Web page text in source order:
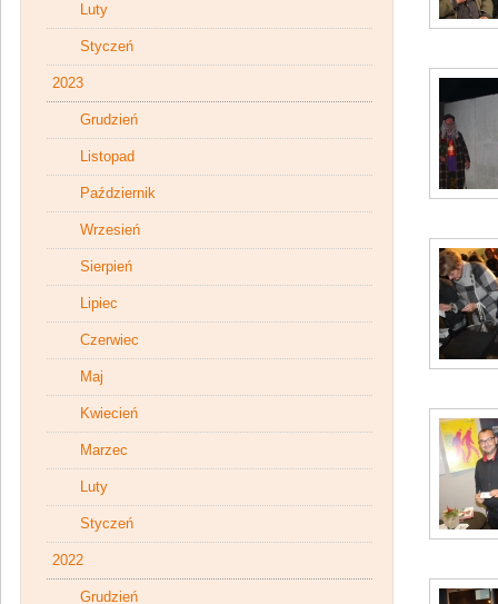
Luty
Styczeń
2023
Grudzień
Listopad
Październik
Wrzesień
Sierpień
Lipiec
Czerwiec
Maj
Kwiecień
Marzec
Luty
Styczeń
2022
Grudzień